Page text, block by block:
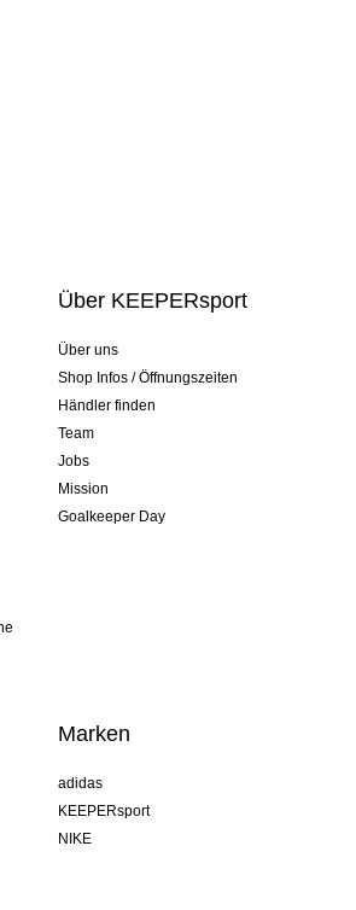
Über KEEPERsport
Über uns
Shop Infos / Öffnungszeiten
Händler finden
Team
Jobs
Mission
Goalkeeper Day
Marken
adidas
KEEPERsport
NIKE